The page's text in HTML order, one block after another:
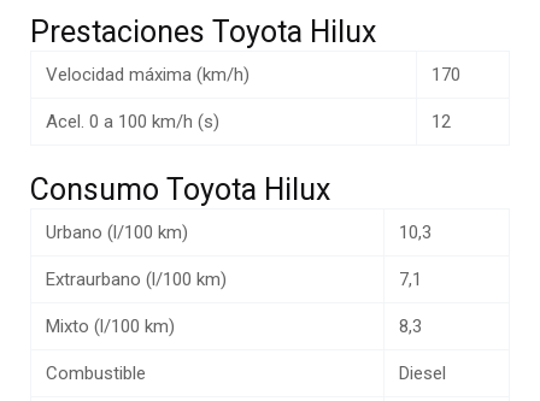
Prestaciones Toyota Hilux
Velocidad máxima (km/h) 170
Acel. 0 a 100 km/h (s) 12
Consumo Toyota Hilux
Urbano (l/100 km) 10,3
Extraurbano (l/100 km) 7,1
Mixto (l/100 km) 8,3
Combustible Diesel